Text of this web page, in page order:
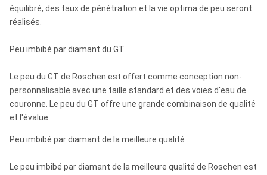
équilibré, des taux de pénétration et la vie optima de peu seront
réalisés.
Peu imbibé par diamant du GT
Le peu du GT de Roschen est offert comme conception non-
personnalisable avec une taille standard et des voies d'eau de
couronne. Le peu du GT offre une grande combinaison de qualité
et l'évalue.
Peu imbibé par diamant de la meilleure qualité
Le peu imbibé par diamant de la meilleure qualité de Roschen est